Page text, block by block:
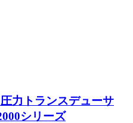
力トランスデューサ
シリーズ